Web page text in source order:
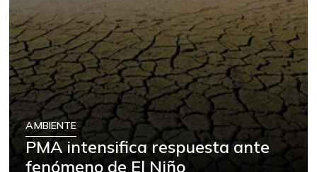
AMBIENTE
PMA intensifica respuesta ante
fenómeno de El Niño